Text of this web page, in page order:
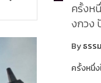
ครั้งห
งกวง
Byธรร
ครั้งหนึ่